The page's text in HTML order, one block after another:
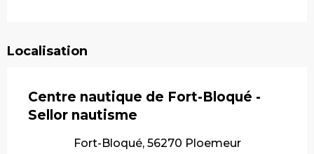
Localisation
Centre nautique de Fort-Bloqué -
Sellor nautisme
Fort-Bloqué, 56270 Ploemeur